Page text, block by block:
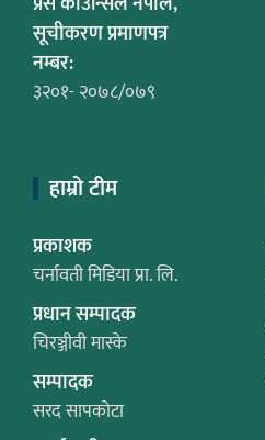
सूचीकरण प्रमाणपत्र
नम्बर:
३२०१- २०७८/०७९
हाम्रो टीम
प्रकाशक
चर्नावती मिडिया प्रा. लि.
प्रधान सम्पादक
चिरञ्जीवी मास्के
सम्पादक
सरद सापकोटा